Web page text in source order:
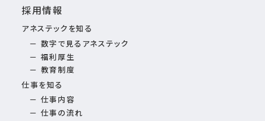
採用情報
アネステックを知る
数字で見るアネステック
福利厚生
教育制度
仕事を知る
仕事内容
仕事の流れ